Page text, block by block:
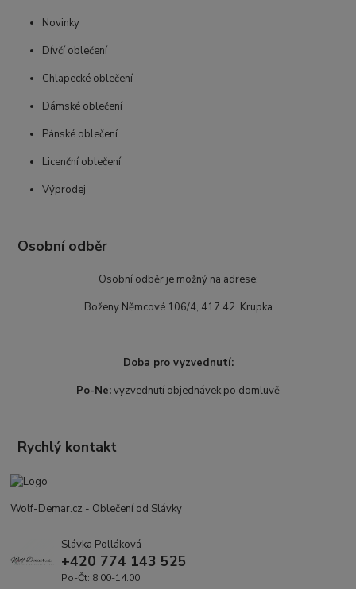
Novinky
Dívčí oblečení
Chlapecké oblečení
Dámské oblečení
Pánské oblečení
Licenční oblečení
Výprodej
Osobní odběr
Osobní odběr je možný na adrese:
Boženy Němcové 106/4, 417 42 Krupka
Doba pro vyzvednutí:
Po-Ne:vyzvednutí objednávek po domluvě
Rychlý kontakt
Wolf-Demar.cz - Oblečení od Slávky
Slávka Polláková
+420 774 143 525
Po-Čt: 8.00-14.00